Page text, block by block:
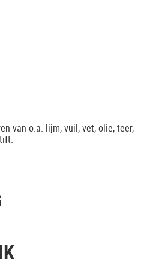
van o.a. lijm, vuil, vet, olie, teer,